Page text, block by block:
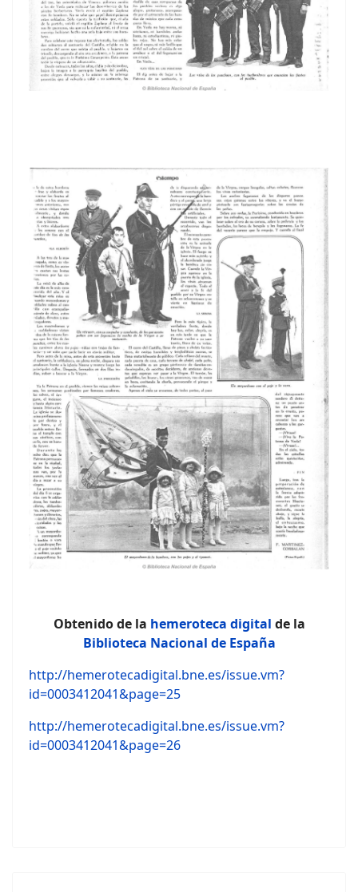
Obtenido de la hemeroteca digital de la
Biblioteca Nacional de España
http://hemerotecadigital.bne.es/issue.vm?
id=0003412041&page=25
http://hemerotecadigital.bne.es/issue.vm?
id=0003412041&page=26